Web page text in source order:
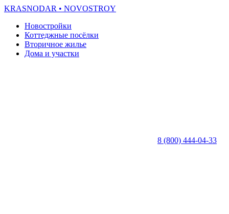
KRASNODAR • NOVOSTROY
Новостройки
Коттеджные посёлки
Вторичное жилье
Дома и участки
8 (800) 444-04-33